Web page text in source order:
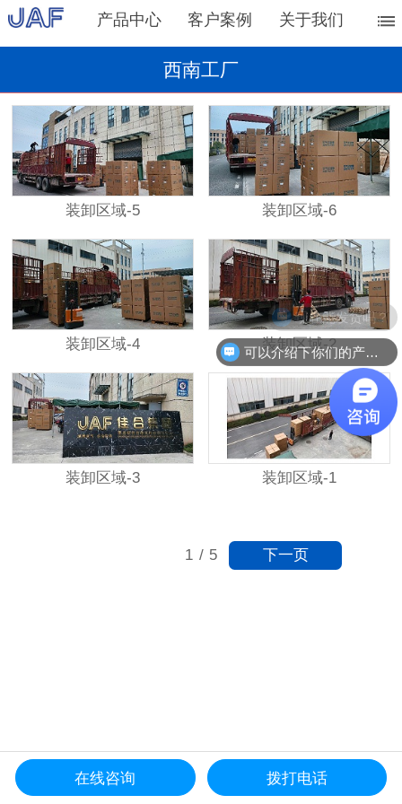
产品中心 客户案例 关于我们
西南工厂
装卸区域-5 装卸区域-6
装卸区域-4 装卸区域-2
装卸区域-3 装卸区域-1
1 / 5 下一页
更多分类
可以介绍下你们的产品么？
现在能发货吗？
在线咨询 拨打电话